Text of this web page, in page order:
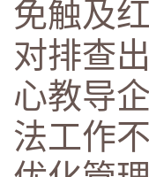
免触及
对排查
心教导
法工作